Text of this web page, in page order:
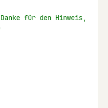
für den Hinweis,